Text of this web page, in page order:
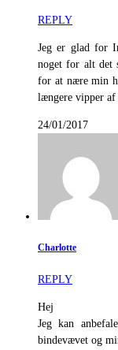
REPLY
Jeg er glad for
noget for alt det
for at nære min
længere vipper af
24/01/2017
Charlotte
REPLY
Hej
Jeg kan
bindevævet og